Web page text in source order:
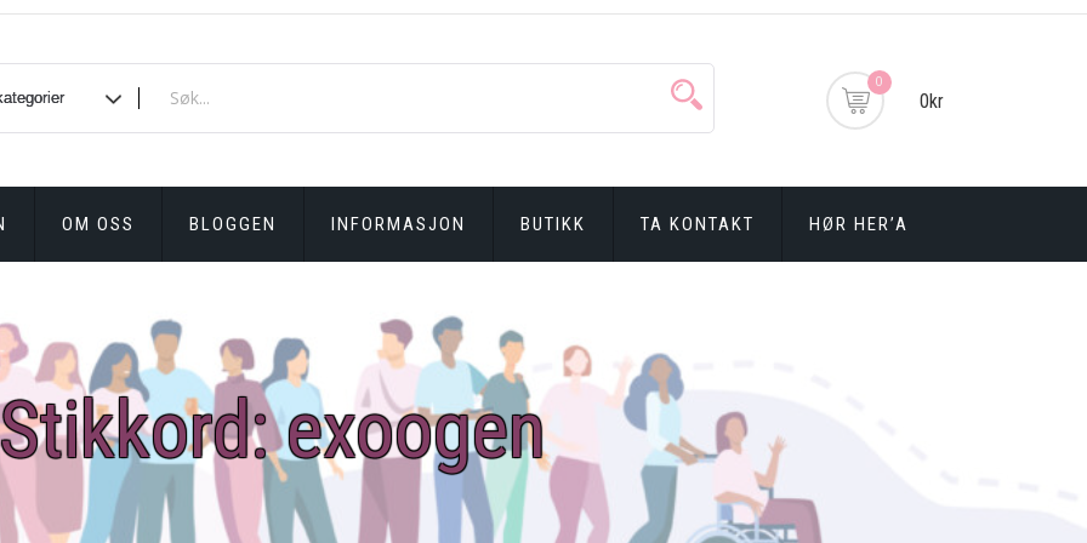
0
0kr
OM OSS BLOGGEN INFORMASJON BUTIKK TA KONTAKT HØR HER’A
exoogen